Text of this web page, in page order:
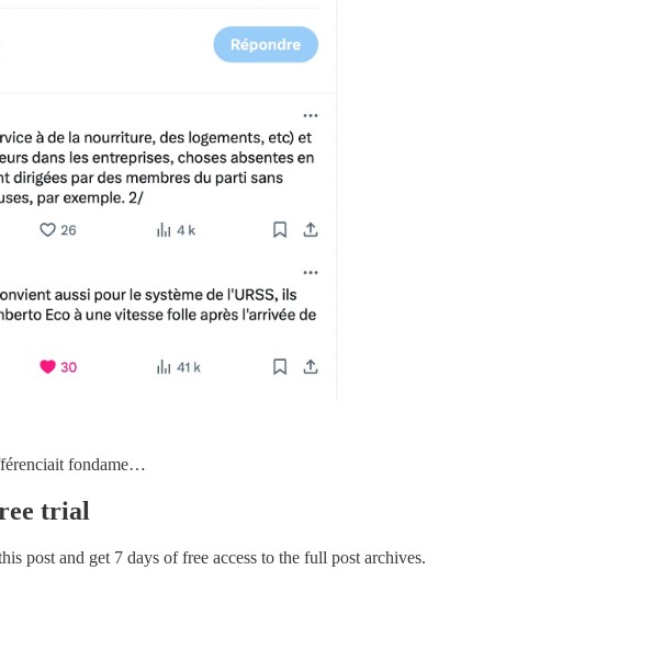
fondame…
trial
post and get 7 days of free access to the full post archives.